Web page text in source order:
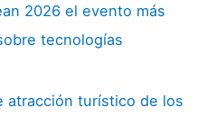
2026 el evento más
tecnologías
atracción turístico de los